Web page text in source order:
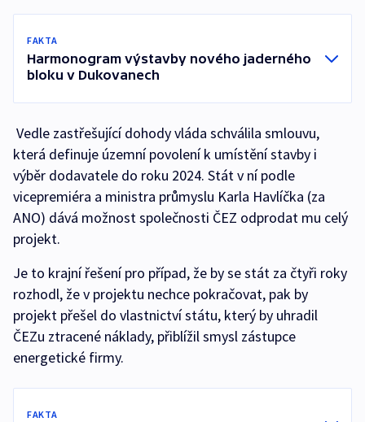
FAKTA
Harmonogram výstavby nového jaderného
bloku v Dukovanech
Vedle zastřešující dohody vláda schválila smlouvu,
která definuje územní povolení k umístění stavby i
výběr dodavatele do roku 2024. Stát v ní podle
vicepremiéra a ministra průmyslu Karla Havlíčka (za
ANO) dává možnost společnosti ČEZ odprodat mu celý
projekt.
Je to krajní řešení pro případ, že by se stát za čtyři roky
rozhodl, že v projektu nechce pokračovat, pak by
projekt přešel do vlastnictví státu, který by uhradil
ČEZu ztracené náklady, přiblížil smysl zástupce
energetické firmy.
FAKTA